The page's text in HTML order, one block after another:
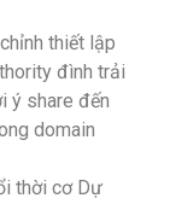
thiết lập
đình trải
ý share đến
domain
thời cơ Dự